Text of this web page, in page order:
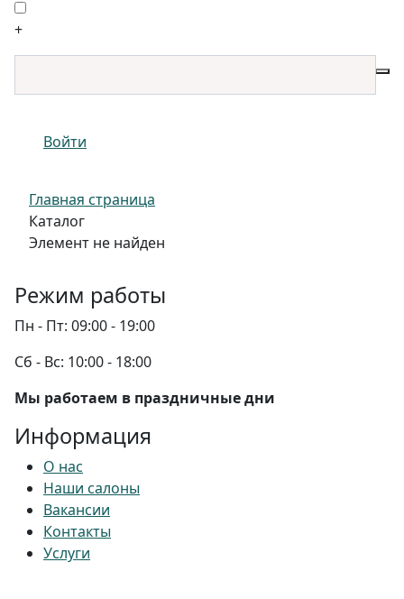
+
Войти
Главная страница
Каталог
Элемент не найден
Режим работы
Пн - Пт: 09:00 - 19:00
Сб - Вс: 10:00 - 18:00
Мы работаем в праздничные дни
Информация
О нас
Наши салоны
Вакансии
Контакты
Услуги